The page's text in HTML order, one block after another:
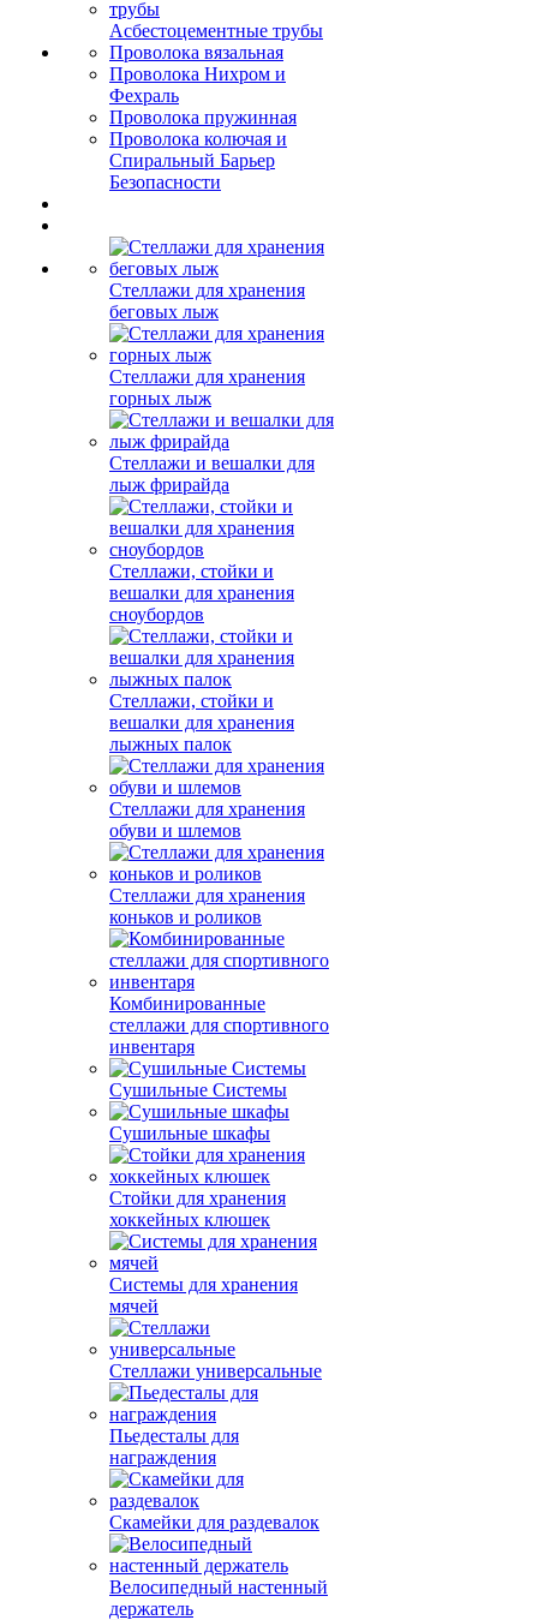
Асбестоцементные трубы
Проволока вязальная
Проволока Нихром и
Фехраль
Проволока пружинная
Проволока колючая и
Спиральный Барьер
Безопасности
Стеллажи для хранения
беговых лыж
Стеллажи для хранения
горных лыж
Стеллажи и вешалки для
лыж фрирайда
Стеллажи, стойки и
вешалки для хранения
сноубордов
Стеллажи, стойки и
вешалки для хранения
лыжных палок
Стеллажи для хранения
обуви и шлемов
Стеллажи для хранения
коньков и роликов
Комбинированные
стеллажи для спортивного
инвентаря
Сушильные Системы
Сушильные шкафы
Стойки для хранения
хоккейных клюшек
Системы для хранения
мячей
Стеллажи универсальные
Пьедесталы для
награждения
Скамейки для раздевалок
Велосипедный настенный
держатель